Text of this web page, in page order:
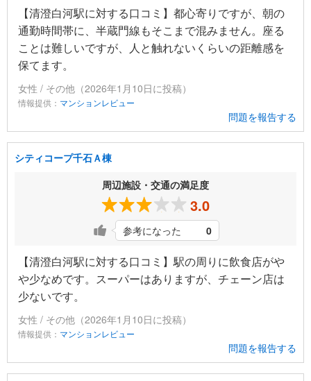
【清澄白河駅に対する口コミ】都心寄りですが、朝の
通勤時間帯に、半蔵門線もそこまで混みません。座る
ことは難しいですが、人と触れないくらいの距離感を
保てます。
女性 / その他（2026年1月10日に投稿）
情報提供： マンションレビュー
問題を報告する
シティコープ千石Ａ棟
周辺施設・交通の満足度
3.0
参考になった 0
【清澄白河駅に対する口コミ】駅の周りに飲食店がや
や少なめです。スーパーはありますが、チェーン店は
少ないです。
女性 / その他（2026年1月10日に投稿）
情報提供： マンションレビュー
問題を報告する